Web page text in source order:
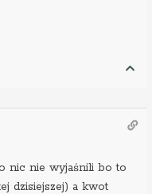
nic nie wyjaśnili bo to
dzisiejszej) a kwot